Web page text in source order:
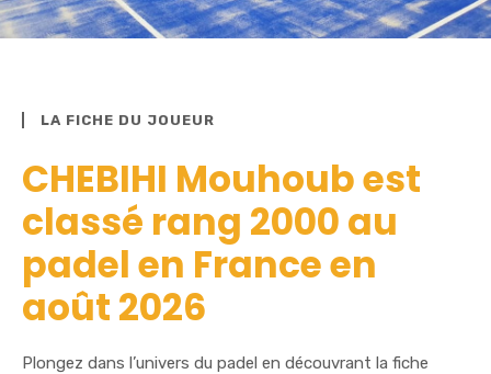
LA FICHE DU JOUEUR
CHEBIHI Mouhoub est
classé rang 2000 au
padel en France en
août 2026
Plongez dans l’univers du padel en découvrant la fiche